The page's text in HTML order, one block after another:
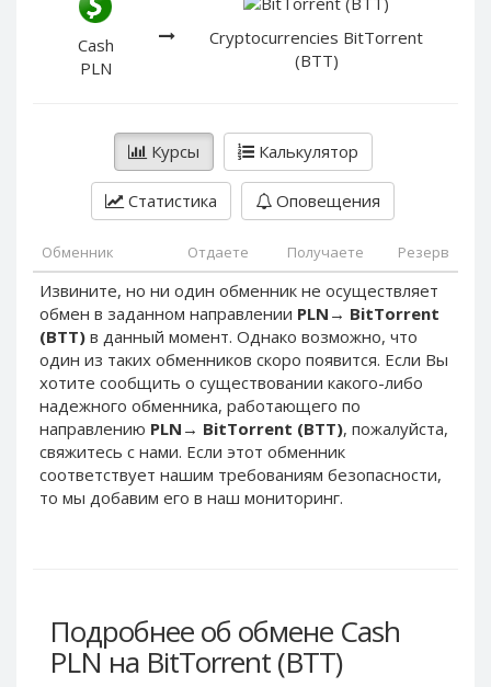
Cash
PLN
Cryptocurrencies BitTorrent
(BTT)
Курсы Калькулятор
Статистика Оповещения
Обменник Отдаете Получаете Резерв
Извините, но ни один обменник не осуществляет
обмен в заданном направлении PLN → BitTorrent
(BTT) в данный момент. Однако возможно, что
один из таких обменников скоро появится. Если Вы
хотите сообщить о существовании какого-либо
надежного обменника, работающего по
направлению PLN → BitTorrent (BTT), пожалуйста,
свяжитесь с нами. Если этот обменник
соответствует нашим требованиям безопасности,
то мы добавим его в наш мониторинг.
Подробнее об обмене Cash
PLN на BitTorrent (BTT)
PayPal DKK
PayPal HKD
PayPal JPY
PayPal NOK
PayPal PLN
PayPal SGD
PayPal CHF
PayPal MYR
Webmoney WMZ
Webmoney WMR
Webmoney WME
Webmoney WMU
Webmoney WMK
Webmoney WMG
Skril EUR
Skril INR
PayPal DKK
PayPal HKD
PayPal JPY
PayPal NOK
PayPal PLN
PayPal SGD
PayPal CHF
PayPal MYR
Webmoney WMZ
Webmoney WMR
Webmoney WME
Webmoney WMU
Webmoney WMK
Webmoney WMG
Skril EUR
Skril INR